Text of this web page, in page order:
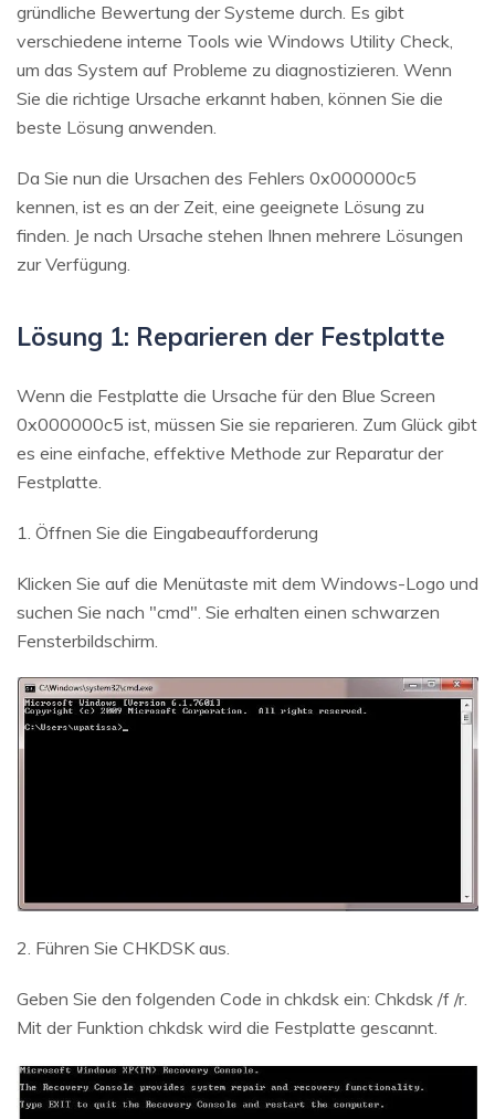
gründliche Bewertung der Systeme durch. Es gibt
verschiedene interne Tools wie Windows Utility Check,
um das System auf Probleme zu diagnostizieren. Wenn
Sie die richtige Ursache erkannt haben, können Sie die
beste Lösung anwenden.
Da Sie nun die Ursachen des Fehlers 0x000000c5
kennen, ist es an der Zeit, eine geeignete Lösung zu
finden. Je nach Ursache stehen Ihnen mehrere Lösungen
zur Verfügung.
Lösung 1: Reparieren der Festplatte
Wenn die Festplatte die Ursache für den Blue Screen
0x000000c5 ist, müssen Sie sie reparieren. Zum Glück gibt
es eine einfache, effektive Methode zur Reparatur der
Festplatte.
1. Öffnen Sie die Eingabeaufforderung
Klicken Sie auf die Menütaste mit dem Windows-Logo und
suchen Sie nach "cmd". Sie erhalten einen schwarzen
Fensterbildschirm.
2. Führen Sie CHKDSK aus.
Geben Sie den folgenden Code in chkdsk ein: Chkdsk /f /r.
Mit der Funktion chkdsk wird die Festplatte gescannt.